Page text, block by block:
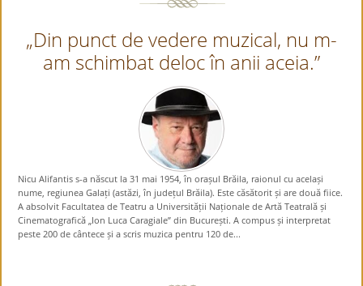
„Din punct de vedere muzical, nu m-
am schimbat deloc în anii aceia.”
Nicu Alifantis s-a născut la 31 mai 1954, în orașul Brăila, raionul cu același
nume, regiunea Galați (astăzi, în județul Brăila). Este căsătorit și are două fiice.
A absolvit Facultatea de Teatru a Universității Naționale de Artă Teatrală și
Cinematografică „Ion Luca Caragiale” din București. A compus și interpretat
peste 200 de cântece și a scris muzica pentru 120 de...